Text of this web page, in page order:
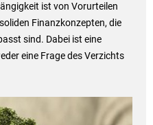
ist von Vorurteilen
Finanzkonzepten, die
sind. Dabei ist eine
eine Frage des Verzichts